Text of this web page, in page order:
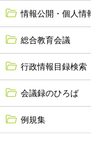
情報公開・個人情
総合教育会議
行政情報目録検索
会議録のひろば
例規集